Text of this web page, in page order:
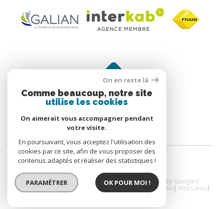
© 2026 | Tous droits réservés | Traduction powered by Google |
Nos Honoraires
Plan Du Site Mentions Légales Admin
Nos Liens
On en reste là
Comme beaucoup, notre site
utilise les cookies
On aimerait vous accompagner pendant
votre visite.
En poursuivant, vous acceptez l'utilisation des
cookies par ce site, afin de vous proposer des
contenus adaptés et réaliser des statistiques !
PARAMÉTRER OK POUR MOI !